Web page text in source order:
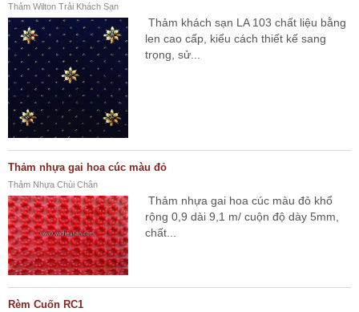
Thảm Wilton Trải Khách Sạn
Thảm khách sạn LA 103 chất liệu bằng
len cao cấp, kiểu cách thiết kế sang
trọng, sử...
Thảm nhựa gai hoa cúc màu đỏ
Thảm Nhựa Chùi Chân
Thảm nhựa gai hoa cúc màu đỏ khổ
rộng 0,9 dài 9,1 m/ cuộn độ dày 5mm,
chất...
Rèm Cuốn RC1